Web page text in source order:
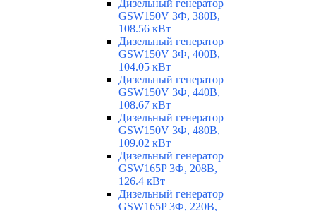
Дизельный генератор
GSW150V 3Ф, 380В,
108.56 кВт
Дизельный генератор
GSW150V 3Ф, 400В,
104.05 кВт
Дизельный генератор
GSW150V 3Ф, 440В,
108.67 кВт
Дизельный генератор
GSW150V 3Ф, 480В,
109.02 кВт
Дизельный генератор
GSW165P 3Ф, 208В,
126.4 кВт
Дизельный генератор
GSW165P 3Ф, 220В,